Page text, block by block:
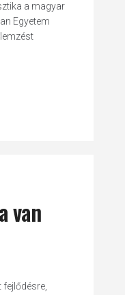
a magyar
Egyetem
van